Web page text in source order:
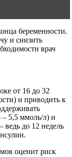
беременности.
и снизить
врач
от 16 до 32
и приводить к
– 5,5 ммоль/л) и
ведь до 12 недель
оценит риск